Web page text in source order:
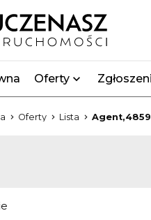
Oferty
Oferty Lista Agent,4859